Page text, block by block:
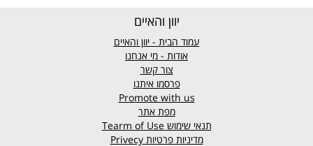
יוון והאיים
עמוד הבית - יוון והאיים
אודות - מי אנחנו
צור קשר
פרסמו איתנו
Promote with us
מפת אתר
תנאי שימוש
מדיניות פרטיות Privecy